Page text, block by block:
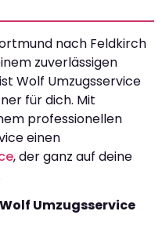
nach Feldkirch
zuverlässigen
Wolf Umzugsservice
für dich. Mit
professionellen
einen
, der ganz auf deine
Umzugsservice